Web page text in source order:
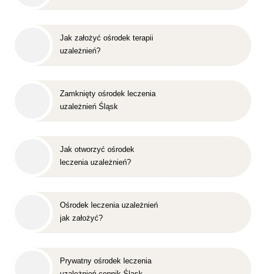
Jak założyć ośrodek terapii
uzależnień?
Zamknięty ośrodek leczenia
uzależnień Śląsk
Jak otworzyć ośrodek
leczenia uzależnień?
Ośrodek leczenia uzależnień
jak założyć?
Prywatny ośrodek leczenia